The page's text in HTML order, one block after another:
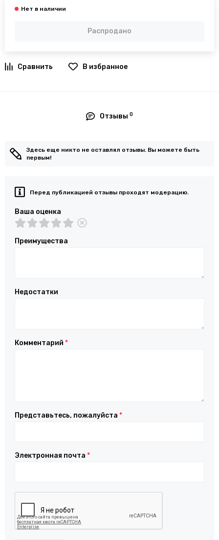
Распродано
В избранное
Отзывы0
Здесь еще никто не оставлял отзывы. Вы можете быть
первым!
Перед публикацией отзывы проходят модерацию.
Ваша оценка
Преимущества
Недостатки
Комментарий *
Представьтесь, пожалуйста *
Электронная почта *